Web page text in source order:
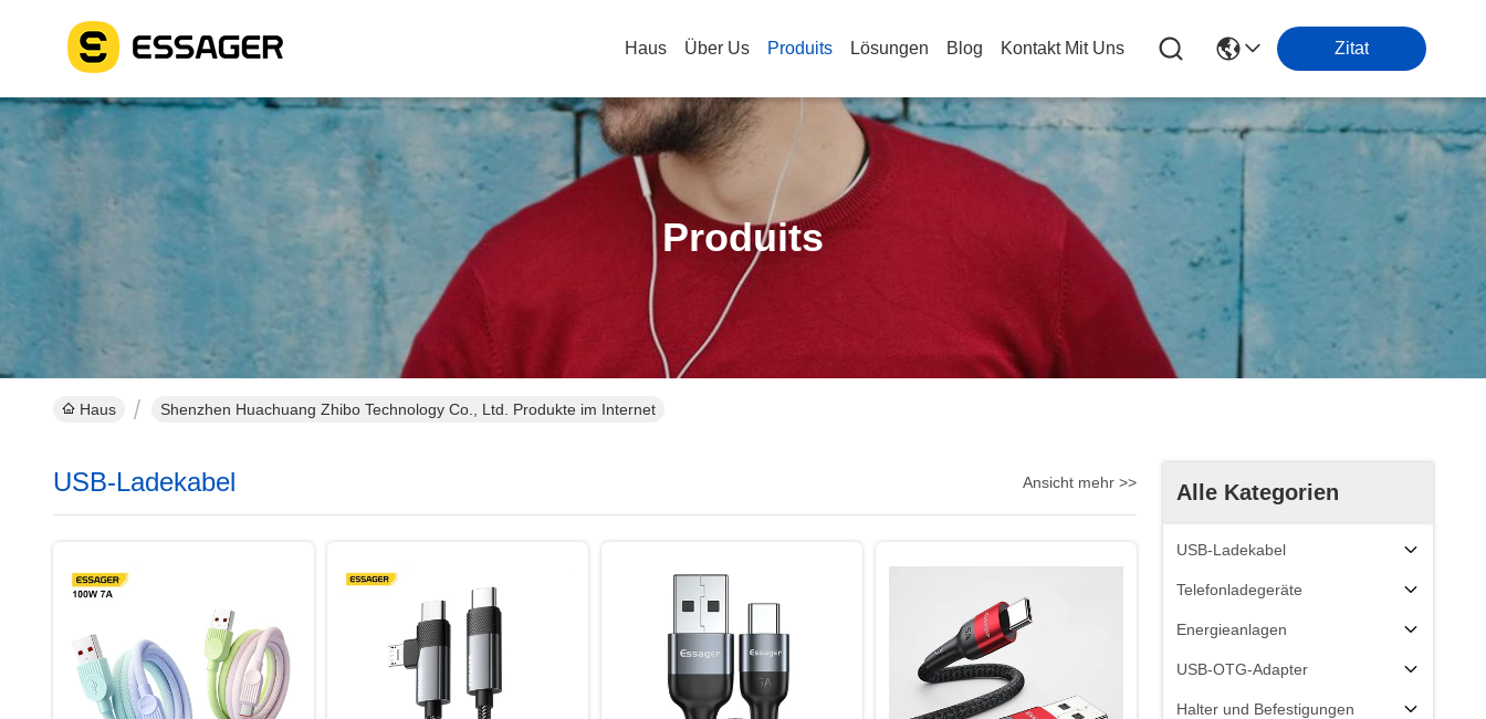
Haus Über Us Produits Lösungen Blog Kontakt Mit Uns Zitat
Produits
Haus Shenzhen Huachuang Zhibo Technology Co., Ltd. Produkte im Internet
Alle Kategorien
USB-Ladekabel
Telefonladegeräte
Energieanlagen
USB-OTG-Adapter
Halter und Befestigungen
USB-Ladekabel Ansicht mehr >>